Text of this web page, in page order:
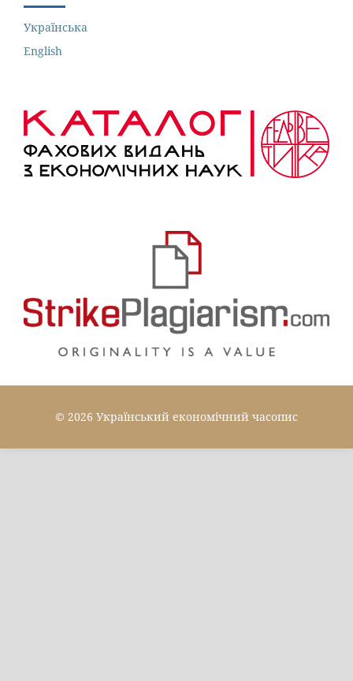
Українська
English
© 2026 Український економічний часопис